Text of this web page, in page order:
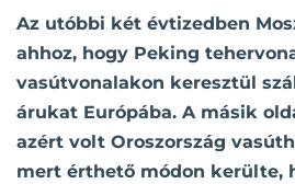
Az utóbbi két évtizedben
ahhoz, hogy Peking
vasútvonalakon keresztül
árukat Európába. A másik
azért volt Oroszország
mert érthető módon kerülte,